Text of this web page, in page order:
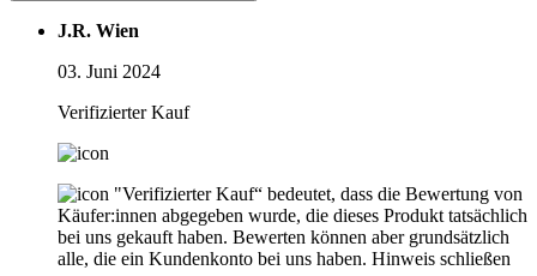
J.R. Wien
03. Juni 2024
Verifizierter Kauf
"Verifizierter Kauf“ bedeutet, dass die Bewertung von
Käufer:innen abgegeben wurde, die dieses Produkt tatsächlich
bei uns gekauft haben. Bewerten können aber grundsätzlich
alle, die ein Kundenkonto bei uns haben. Hinweis schließen